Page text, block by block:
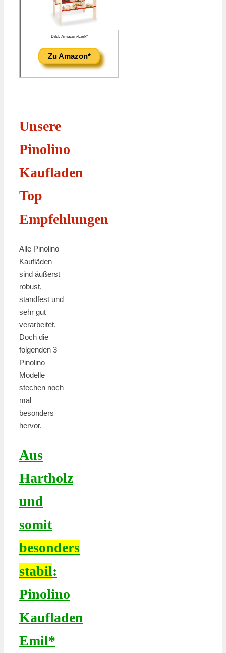
Bild: Amazon-Link*
Zu Amazon*
Unsere
Pinolino
Kaufladen
Top
Empfehlungen
Alle Pinolino
Kaufläden
sind äußerst
robust,
standfest und
sehr gut
verarbeitet.
Doch die
folgenden 3
Pinolino
Modelle
stechen noch
mal
besonders
hervor.
Aus
Hartholz
und
somit
besonders
stabil:
Pinolino
Kaufladen
Emil*